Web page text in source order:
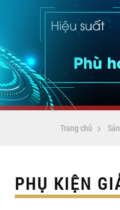
Trang chủ
PHỤ KIỆN